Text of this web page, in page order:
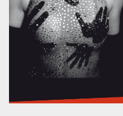
MIAM ET LES LOVED
au "Cafe-debat"
"IL Y AVAIT UNE
en avant-premiere